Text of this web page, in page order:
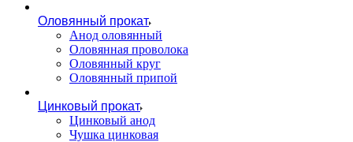
Оловянный прокат
Анод оловянный
Оловянная проволока
Оловянный круг
Оловянный припой
Цинковый прокат
Цинковый анод
Чушка цинковая